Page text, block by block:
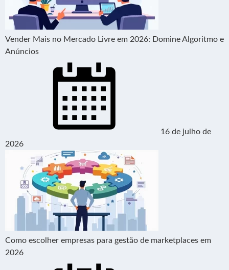
Vender Mais no Mercado Livre em 2026: Domine Algoritmo e
Anúncios
16 de julho de
2026
Como escolher empresas para gestão de marketplaces em
2026